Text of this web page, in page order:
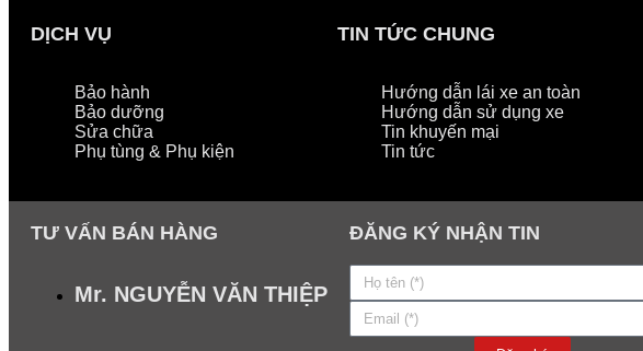
DỊCH VỤ
Bảo hành
Bảo dưỡng
Sửa chữa
Phụ tùng & Phụ kiện
TIN TỨC CHUNG
Hướng dẫn lái xe an toàn
Hướng dẫn sử dụng xe
Tin khuyến mại
Tin tức
TƯ VẤN BÁN HÀNG
Mr. NGUYỄN VĂN THIỆP
ĐĂNG KÝ NHẬN TIN